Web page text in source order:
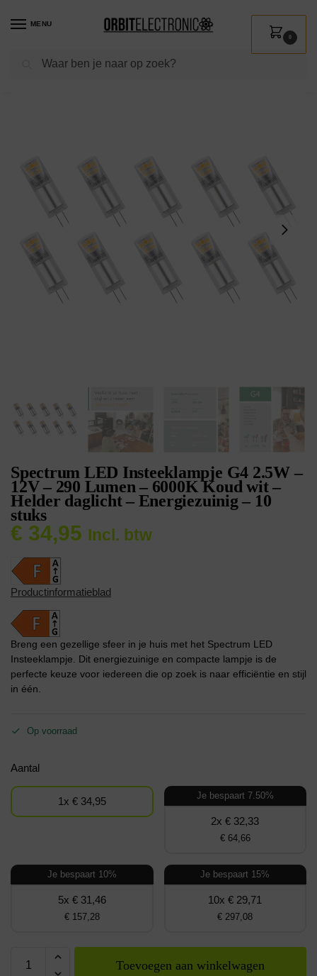
MENU
Zoeken
0
Shop / Verlichting / Lichtbronnen
Spectrum LED Insteeklampje G4 2.5W –
12V – 290 Lumen – 6000K Koud wit –
Helder daglicht – Energiezuinig – 10
stuks
€ 34,95 Incl. btw
Productinformatieblad
Breng een gezellige sfeer in je huis met het Spectrum LED
Insteeklampje. Dit energiezuinige en compacte lampje is de
perfecte keuze voor iedereen die op zoek is naar efficiëntie en stijl
in één.
Op voorraad
Aantal
1x € 34,95 Je bespaart 7.50%
2x € 32,33
€ 64,66
Je bespaart 10%
5x € 31,46
€ 157,28
Je bespaart 15%
10x € 29,71
€ 297,08
Toevoegen aan winkelwagen